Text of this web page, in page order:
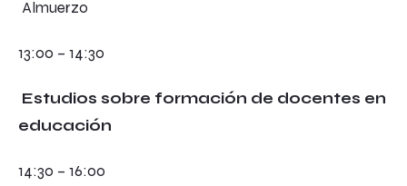
Almuerzo
13:00 – 14:30
Estudios sobre formación de docentes en
educación
14:30 – 16:00